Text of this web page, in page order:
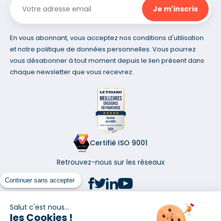
Continuer sans accepter
Salut c'est nous...
les Cookies !
En vous abonnant, vous acceptez nos conditions d'utilisation
et notre politique de données personnelles. Vous pourrez
vous désabonner à tout moment depuis le lien présent dans
chaque newsletter que vous recevrez.
Certifié ISO 9001
Retrouvez-nous sur les réseaux